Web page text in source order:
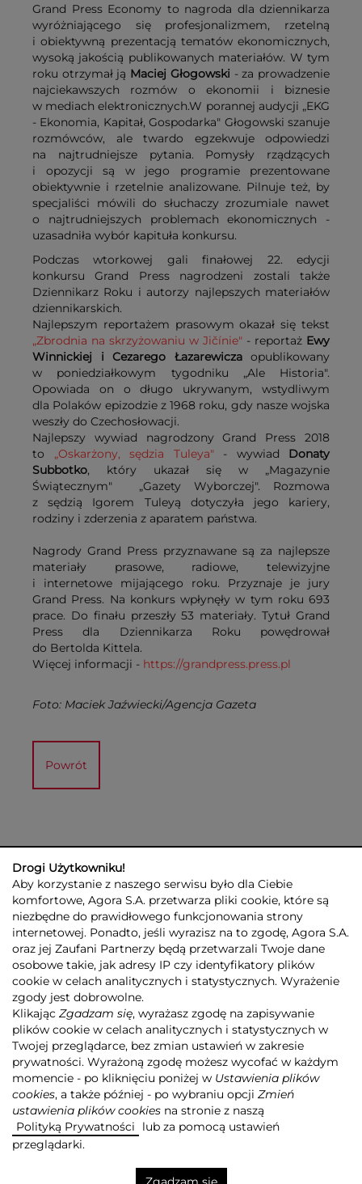
Grand Press Economy to nagroda dla dziennikarza
wyróżniającego się profesjonalizmem, rzetelną
i obiektywną prezentacją tematów ekonomicznych,
wysoką jakością publikowanych materiałów. W tym
roku otrzymał ją Maciej Głogowski - za prowadzenie
najciekawszych rozmów o ekonomii i biznesie
w mediach elektronicznych.W porannej audycji „EKG
- Ekonomia, Kapitał, Gospodarka" Głogowski szanuje
rozmówców, ale twardo egzekwuje odpowiedzi
na najtrudniejsze pytania. Pomysły rządzących
i opozycji są w jego programie prezentowane
obiektywnie i rzetelnie analizowane. Pilnuje też, by
specjaliści mówili do słuchaczy zrozumiale nawet
o najtrudniejszych problemach ekonomicznych -
uzasadniła wybór kapituła konkursu.
Podczas wtorkowej gali finałowej 22. edycji
konkursu Grand Press nagrodzeni zostali także
Dziennikarz Roku i autorzy najlepszych materiałów
dziennikarskich.
Najlepszym reportażem prasowym okazał się tekst
„Zbrodnia na skrzyżowaniu w Jičínie" - reportaż Ewy
Winnickiej i Cezarego Łazarewicza opublikowany
w poniedziałkowym tygodniku „Ale Historia".
Opowiada on o długo ukrywanym, wstydliwym
dla Polaków epizodzie z 1968 roku, gdy nasze wojska
weszły do Czechosłowacji.
Najlepszy wywiad nagrodzony Grand Press 2018
to „Oskarżony, sędzia Tuleya" - wywiad Donaty
Subbotko, który ukazał się w „Magazynie
Świątecznym" „Gazety Wyborczej". Rozmowa
z sędzią Igorem Tuleyą dotyczyła jego kariery,
rodziny i zderzenia z aparatem państwa.
Nagrody Grand Press przyznawane są za najlepsze
materiały prasowe, radiowe, telewizyjne
i internetowe mijającego roku. Przyznaje je jury
Grand Press. Na konkurs wpłynęły w tym roku 693
prace. Do finału przeszły 53 materiały. Tytuł Grand
Press dla Dziennikarza Roku powędrował
do Bertolda Kittela.
Więcej informacji - https://grandpress.press.pl
Foto: Maciek Jaźwiecki/Agencja Gazeta
Powrót
GRUPA AGORA DLA INWESTORÓW DLA MEDIÓW
REKLAMA
ESG
KONTAKT
© 2026 Copyright AGORA SA
POLITYKA PRYWATNOŚCI AGORA S.A.
POLITYKA PRYWATNOŚCI SERWISU AGORA.PL
POLITYKA TRANSPARENTNOŚCI
ZASTRZEŻENIE PRAWNOAUTORSKIE
INFORMACJE O USŁUGACH MEDIALNYCH
MAPA SERWISU RSS
Realizacja
Drogi Użytkowniku!
Aby korzystanie z naszego serwisu było dla Ciebie
komfortowe, Agora S.A. przetwarza pliki cookie, które są
niezbędne do prawidłowego funkcjonowania strony
internetowej. Ponadto, jeśli wyrazisz na to zgodę, Agora S.A.
oraz jej Zaufani Partnerzy będą przetwarzali Twoje dane
osobowe takie, jak adresy IP czy identyfikatory plików
cookie w celach analitycznych i statystycznych. Wyrażenie
zgody jest dobrowolne.
Klikając Zgadzam się, wyrażasz zgodę na zapisywanie
plików cookie w celach analitycznych i statystycznych w
Twojej przeglądarce, bez zmian ustawień w zakresie
prywatności. Wyrażoną zgodę możesz wycofać w każdym
momencie - po kliknięciu poniżej w Ustawienia plików
cookies, a także później - po wybraniu opcji Zmień
ustawienia plików cookies na stronie z naszą
Polityką Prywatności
lub za pomocą ustawień
przeglądarki.